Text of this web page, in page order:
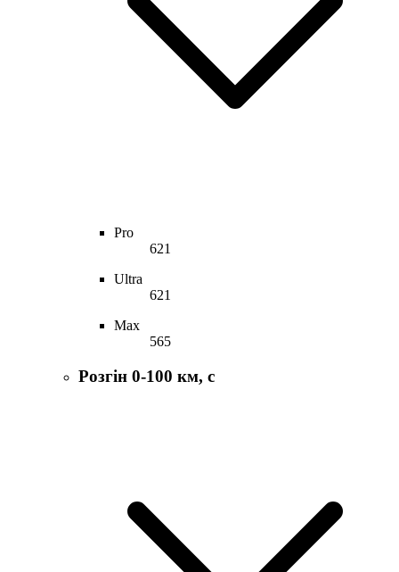
Pro
621
Ultra
621
Max
565
Розгін 0-100 км, с